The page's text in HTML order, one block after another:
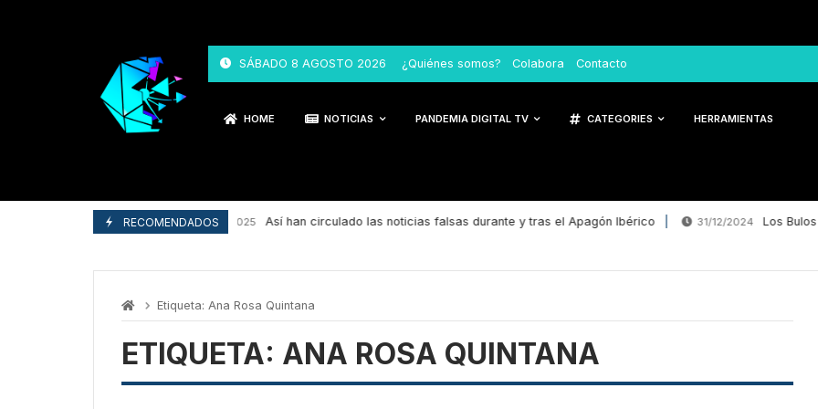
SÁBADO 8 AGOSTO 2026 ¿Quiénes somos? Colabora Contacto
HOME NOTICIAS PANDEMIA DIGITAL TV CATEGORIES HERRAMIENTAS
RECOMENDADOS
29/04/2025 Así han circulado las noticias falsas durante y tras el Apagón Ibérico 31/12/2024 Los Bulos
Etiqueta: Ana Rosa Quintana
ETIQUETA: ANA ROSA QUINTANA